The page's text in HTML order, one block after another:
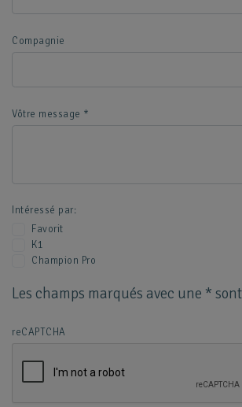
Compagnie
Vôtre message *
Intéressé par:
Favorit
K1
Champion Pro
Les champs marqués avec une *
reCAPTCHA